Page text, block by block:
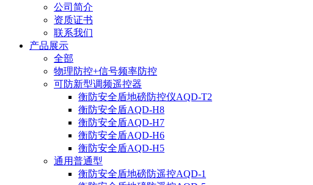
公司简介
资质证书
联系我们
产品展示
全部
物理防控+信号频率防控
可防新型调频遥控器
衡防安全盾地磅防控仪AQD-T2
衡防安全盾AQD-H8
衡防安全盾AQD-H7
衡防安全盾AQD-H6
衡防安全盾AQD-H5
通用普通型
衡防安全盾地磅防遥控AQD-1